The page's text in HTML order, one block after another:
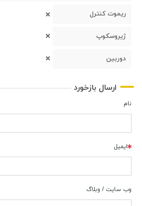
ریموت کنترل
ژیروسکوپ
دوربین
ارسال بازخورد
نام
ایمیل
وب سایت / وبلاگ